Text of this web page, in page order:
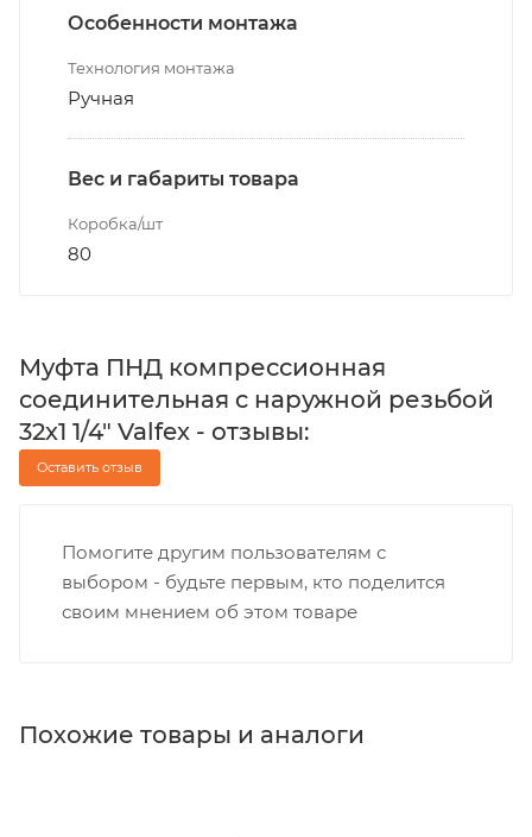
Особенности монтажа
Технология монтажа
Ручная
Вес и габариты товара
Коробка/шт
80
Муфта ПНД компрессионная
соединительная c наружной резьбой
32х1 1/4" Valfex - отзывы:
Оставить отзыв
Помогите другим пользователям с
выбором - будьте первым, кто поделится
своим мнением об этом товаре
Похожие товары и аналоги